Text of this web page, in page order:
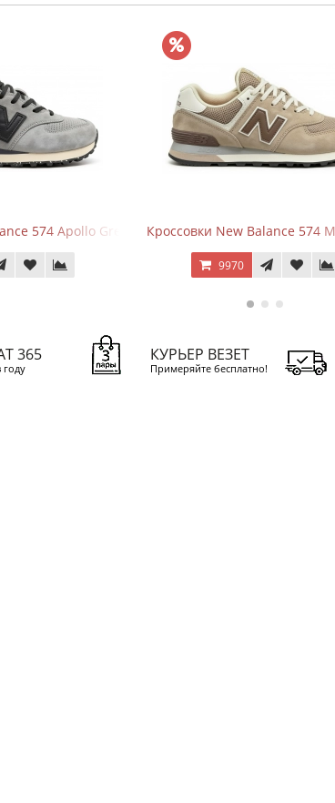
574 Apollo Grey BlackКроссовки New Balance 574
9970
365
году
КУРЬЕР ВЕЗЕТ
Примеряйте бесплатно!